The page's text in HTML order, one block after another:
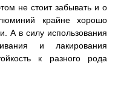
не стоит забывать и о
крайне хорошо
А в силу использования
и лакирования
к разного рода